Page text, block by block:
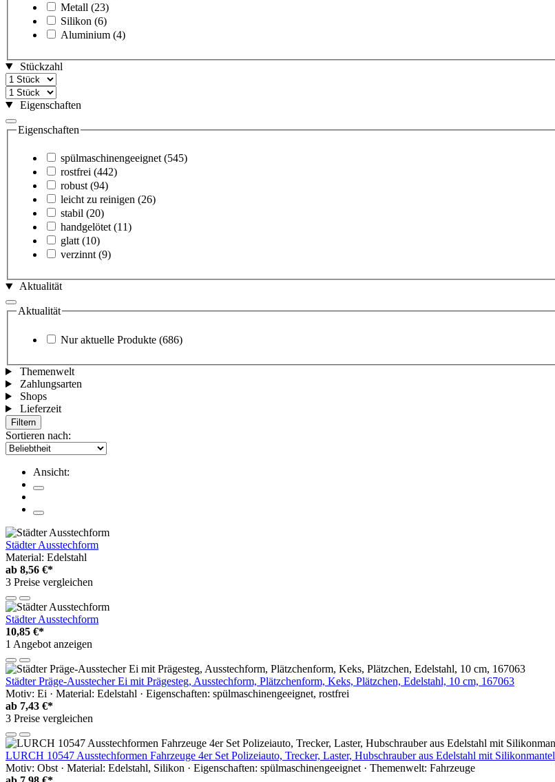
Metall (23)
Silikon (6)
Aluminium (4)
Stückzahl
Eigenschaften
Eigenschaften
spülmaschinengeeignet (545)
rostfrei (442)
robust (94)
leicht zu reinigen (26)
stabil (20)
handgelötet (11)
glatt (10)
verzinnt (9)
Aktualität
Aktualität
Nur aktuelle Produkte (686)
Themenwelt
Zahlungsarten
Shops
Lieferzeit
Filtern
Sortieren nach:
Ansicht:
Städter Ausstechform
Material: Edelstahl
ab 8,56 €*
3 Preise vergleichen
Städter Ausstechform
10,85 €*
1 Angebot anzeigen
Städter Präge-Ausstecher Ei mit Prägesteg, Ausstechform, Plätzchenform, Keks, Plätzchen, Edelstahl, 10 cm, 167063
Motiv: Ei · Material: Edelstahl · Eigenschaften: spülmaschinengeeignet, rostfrei
ab 7,43 €*
3 Preise vergleichen
LURCH 10547 Ausstechformen Fahrzeuge 4er Set Polizeiauto, Trecker, Laster, Hubschrauber aus Edelstahl mit Silikonmantel
Motiv: Obst · Material: Edelstahl, Silikon · Eigenschaften: spülmaschinengeeignet · Themenwelt: Fahrzeuge